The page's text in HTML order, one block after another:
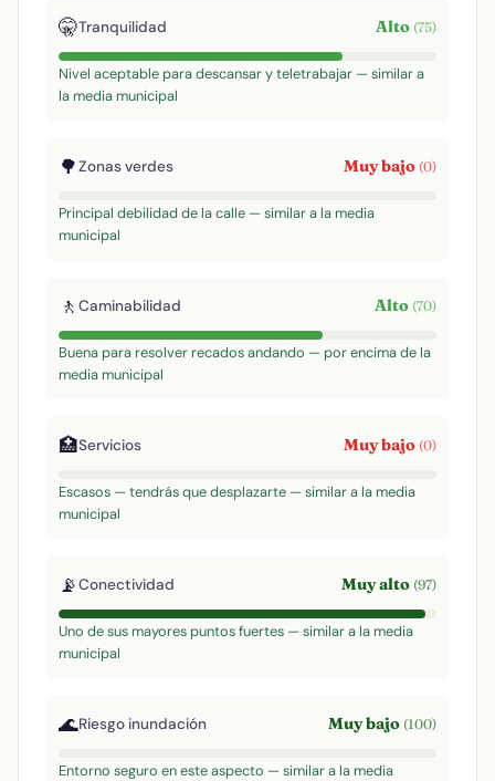
🤫Tranquilidad Alto (75)
Nivel aceptable para descansar y teletrabajar — similar a
la media municipal
🌳Zonas verdes Muy bajo (0)
Principal debilidad de la calle — similar a la media
municipal
🚶 Caminabilidad Alto (70)
Buena para resolver recados andando — por encima de la
media municipal
🏥Servicios Muy bajo (0)
Escasos — tendrás que desplazarte — similar a la media
municipal
📡Conectividad Muy alto (97)
Uno de sus mayores puntos fuertes — similar a la media
municipal
🌊Riesgo inundación Muy bajo (100)
Entorno seguro en este aspecto — similar a la media